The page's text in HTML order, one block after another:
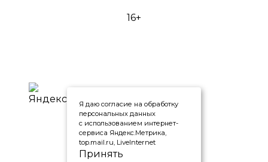
16+
Я даю согласие на обработку
персональных данных
с использованием интернет-
сервиса Яндекс.Метрика,
top.mail.ru, LiveInternet
Принять